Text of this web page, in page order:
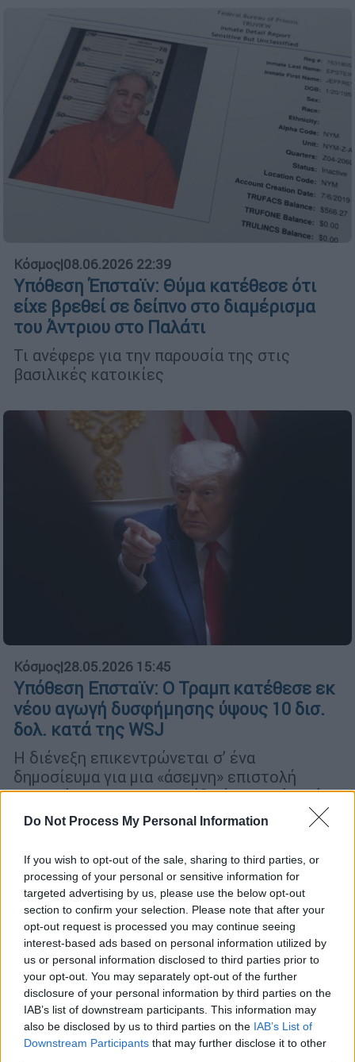
Do Not Process My Personal Information
If you wish to opt-out of the sale, sharing to third parties, or
processing of your personal or sensitive information for
targeted advertising by us, please use the below opt-out
section to confirm your selection. Please note that after your
opt-out request is processed you may continue seeing
interest-based ads based on personal information utilized by
us or personal information disclosed to third parties prior to
your opt-out. You may separately opt-out of the further
disclosure of your personal information by third parties on the
IAB’s list of downstream participants. This information may
also be disclosed by us to third parties on the IAB’s List of
Downstream Participants that may further disclose it to other
Κόσμος|08.06.2026 22:39
Υπόθεση Έπσταϊν: Θύμα κατέθεσε ότι
είχε βρεθεί σε δείπνο στο διαμέρισμα
του Άντριου στο Παλάτι
Τι ανέφερε για την παρουσία της στις
βασιλικές κατοικίες
Κόσμος|28.05.2026 15:45
Υπόθεση Επσταϊν: Ο Τραμπ κατέθεσε εκ
νέου αγωγή δυσφήμησης ύψους 10 δισ.
δολ. κατά της WSJ
Η διένεξη επικεντρώνεται σ’ ένα
δημοσίευμα για μια «άσεμνη» επιστολή
γενεθλίων που η εφημερίδα έγραψε ότι είχε
στείλει ο Τραμπ στον Τζέφρι Έπσταϊν